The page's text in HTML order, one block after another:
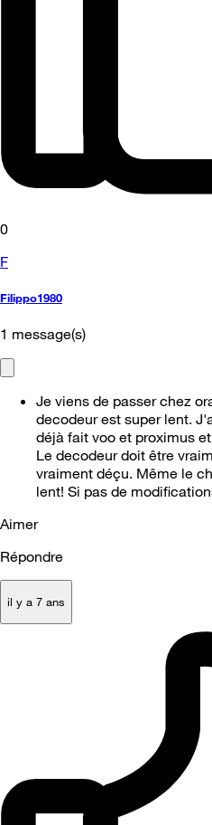
0
F
Filippo1980
1 message(s)
Je viens de passer chez
decodeur est super lent.
déjà fait voo et proximus
Le decodeur doit être
vraiment déçu. Même le
lent! Si pas de
Aimer
Répondre
il y a 7 ans